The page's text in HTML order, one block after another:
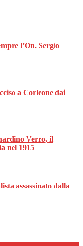
l’On. Sergio
a Corleone dai
Verro, il
nel 1915
assassinato dalla